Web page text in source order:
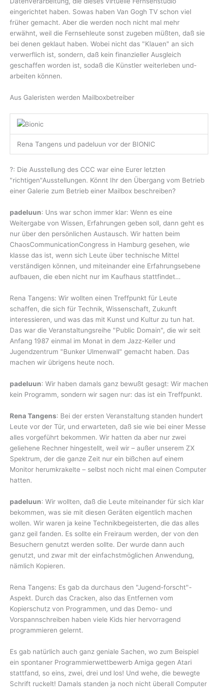
eingerichtet haben. Sowas haben Van Gogh TV schon viel
früher gemacht. Aber die werden noch nicht mal mehr
erwähnt, weil die Fernsehleute sonst zugeben müßten, daß sie
bei denen geklaut haben. Wobei nicht das "Klauen" an sich
verwerflich ist, sondern, daß kein finanzieller Ausgleich
geschaffen worden ist, sodaß die Künstler weiterleben und-
arbeiten können.
Aus Galeristen werden Mailboxbetreiber
Rena Tangens und padeluun vor der BIONIC
?: Die Ausstellung des CCC war eine Eurer letzten
"richtigen"Ausstellungen. Könnt Ihr den Übergang vom Betrieb
einer Galerie zum Betrieb einer Mailbox beschreiben?
padeluun: Uns war schon immer klar: Wenn es eine
Weitergabe von Wissen, Erfahrungen geben soll, dann geht es
nur über den persönlichen Austausch. Wir hatten beim
ChaosCommunicationCongress in Hamburg gesehen, wie
klasse das ist, wenn sich Leute über technische Mittel
verständigen können, und miteinander eine Erfahrungsebene
aufbauen, die eben nicht nur im Kaufhaus stattfindet…
Rena Tangens: Wir wollten einen Treffpunkt für Leute
schaffen, die sich für Technik, Wissenschaft, Zukunft
interessieren, und was das mit Kunst und Kultur zu tun hat.
Das war die Veranstaltungsreihe "Public Domain", die wir seit
Anfang 1987 einmal im Monat in dem Jazz-Keller und
Jugendzentrum "Bunker Ulmenwall" gemacht haben. Das
machen wir übrigens heute noch.
padeluun: Wir haben damals ganz bewußt gesagt: Wir machen
kein Programm, sondern wir sagen nur: das ist ein Treffpunkt.
Rena Tangens: Bei der ersten Veranstaltung standen hundert
Leute vor der Tür, und erwarteten, daß sie wie bei einer Messe
alles vorgeführt bekommen. Wir hatten da aber nur zwei
geliehene Rechner hingestellt, weil wir – außer unserem ZX
Spektrum, der die ganze Zeit nur ein bißchen auf einem
Monitor herumkrakelte – selbst noch nicht mal einen Computer
hatten.
padeluun: Wir wollten, daß die Leute miteinander für sich klar
bekommen, was sie mit diesen Geräten eigentlich machen
wollen. Wir waren ja keine Technikbegeisterten, die das alles
ganz geil fanden. Es sollte ein Freiraum werden, der von den
Besuchern genutzt werden sollte. Der wurde dann auch
genutzt, und zwar mit der einfachstmöglichen Anwendung,
nämlich Kopieren.
Rena Tangens: Es gab da durchaus den "Jugend-forscht"-
Aspekt. Durch das Cracken, also das Entfernen vom
Kopierschutz von Programmen, und das Demo- und
Vorspannschreiben haben viele Kids hier hervorragend
programmieren gelernt.
Es gab natürlich auch ganz geniale Sachen, wo zum Beispiel
ein spontaner Programmierwettbewerb Amiga gegen Atari
stattfand, so eins, zwei, drei und los! Und wehe, die bewegte
Schrift ruckelt! Damals standen ja noch nicht überall Computer